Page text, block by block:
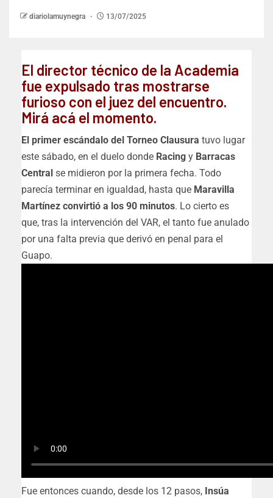
diariolamuynegra 13/07/2025
El director técnico de la Academia
fue expulsado tras mostrarse
furioso con el juez del encuentro.
Mirá acá el momento.
El primer escándalo del Torneo Clausura tuvo lugar
este sábado, en el duelo donde Racing y Barracas
Central se midieron por la primera fecha. Todo
parecía terminar en igualdad, hasta que Maravilla
Martínez convirtió a los 90 minutos. Lo cierto es
que, tras la intervención del VAR, el tanto fue anulado
por una falta previa que derivó en penal para el
Guapo.
Fue entonces cuando, desde los 12 pasos, Insúa